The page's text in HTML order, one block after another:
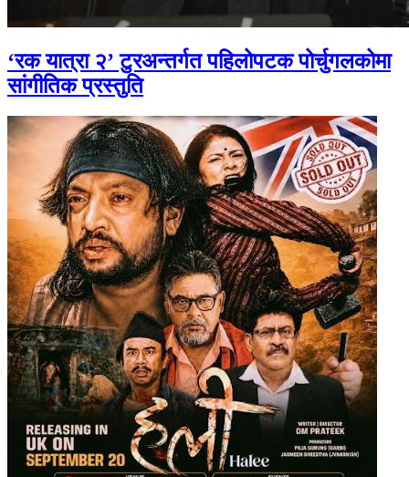
‘रक यात्रा २’ टुरअन्तर्गत पहिलोपटक पोर्चुगलकोमा
सांगीतिक प्रस्तुति